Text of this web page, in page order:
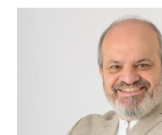
Your Name*
Guarda mi nombre,
este navegador para
comente.